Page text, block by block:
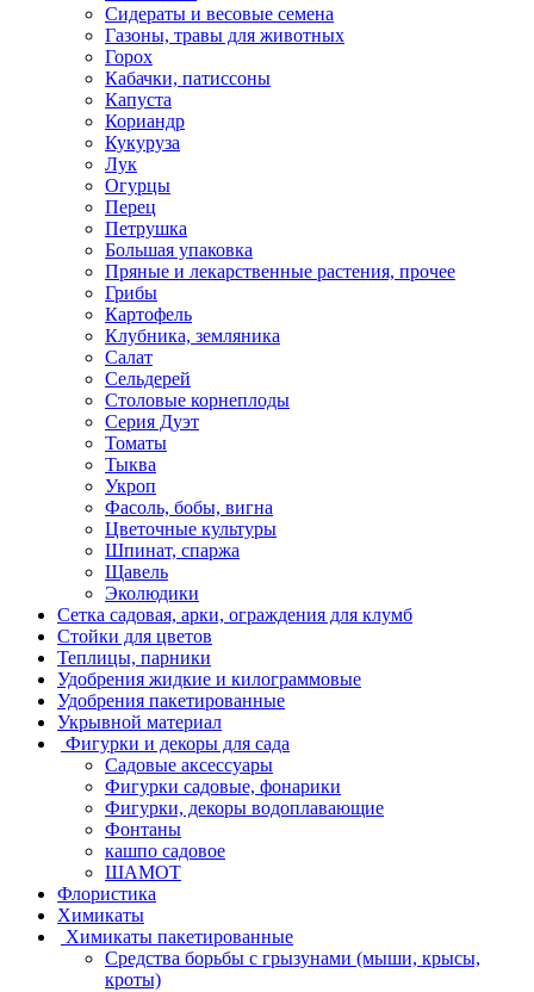
Сидераты и весовые семена
Газоны, травы для животных
Горох
Кабачки, патиссоны
Капуста
Кориандр
Кукуруза
Лук
Огурцы
Перец
Петрушка
Большая упаковка
Пряные и лекарственные растения, прочее
Грибы
Картофель
Клубника, земляника
Салат
Сельдерей
Столовые корнеплоды
Серия Дуэт
Томаты
Тыква
Укроп
Фасоль, бобы, вигна
Цветочные культуры
Шпинат, спаржа
Щавель
Эколюдики
Сетка садовая, арки, ограждения для клумб
Стойки для цветов
Теплицы, парники
Удобрения жидкие и килограммовые
Удобрения пакетированные
Укрывной материал
Фигурки и декоры для сада
Садовые аксессуары
Фигурки садовые, фонарики
Фигурки, декоры водоплавающие
Фонтаны
кашпо садовое
ШАМОТ
Флористика
Химикаты
Химикаты пакетированные
Средства борьбы с грызунами (мыши, крысы,
кроты)